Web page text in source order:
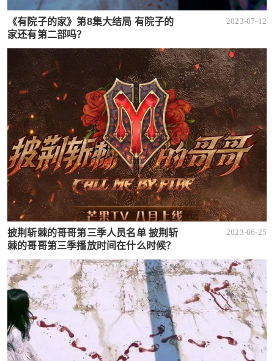
《有院子的家》第8集大结局 有院子的
家还有第二部吗？
2023-07-12
披荆斩棘的哥哥第三季人员名单 披荆斩
棘的哥哥第三季播放时间在什么时候？
2023-06-25